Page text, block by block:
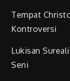
Tempat
Kontroversi
Lukisan
Seni